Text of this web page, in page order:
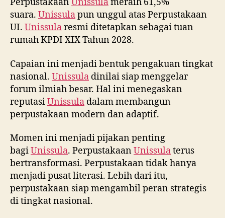
Perpustakaan Unissulameraih 61,5%
suara. Unissulapun unggul atas Perpustakaan
UI. Unissularesmi ditetapkan sebagai tuan
rumah KPDI XIX Tahun 2028.
Capaian ini menjadi bentuk pengakuan tingkat
nasional. Unissula dinilai siap menggelar
forum ilmiah besar. Hal ini menegaskan
reputasiUnissula dalam membangun
perpustakaan modern dan adaptif.
Momen ini menjadi pijakan penting
bagiUnissula. PerpustakaanUnissulaterus
bertransformasi. Perpustakaan tidak hanya
menjadi pusat literasi. Lebih dari itu,
perpustakaan siap mengambil peran strategis
di tingkat nasional.